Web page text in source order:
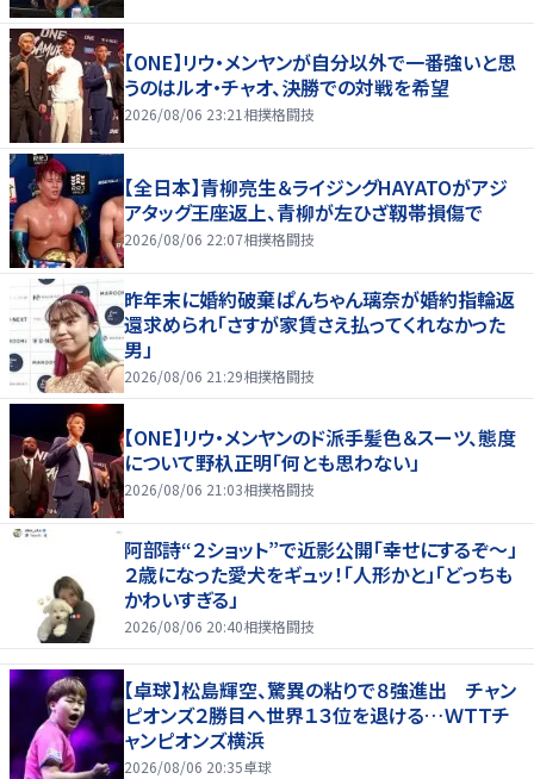
【ONE】リウ・メンヤンが自分以外で一番強いと思
うのはルオ・チャオ、決勝での対戦を希望
2026/08/06 23:21 相撲格闘技
【全日本】青柳亮生＆ライジングHAYATOがアジ
アタッグ王座返上、青柳が左ひざ靱帯損傷で
2026/08/06 22:07相撲格闘技
昨年末に婚約破棄ぱんちゃん璃奈が婚約指輪返
還求められ「さすが家賃さえ払ってくれなかった
男」
2026/08/06 21:29相撲格闘技
【ONE】リウ・メンヤンのド派手髪色＆スーツ、態度
について野杁正明「何とも思わない」
2026/08/06 21:03相撲格闘技
阿部詩“２ショット”で近影公開「幸せにするぞ〜」
２歳になった愛犬をギュッ！「人形かと」「どっちも
かわいすぎる」
2026/08/06 20:40相撲格闘技
【卓球】松島輝空、驚異の粘りで８強進出 チャン
ピオンズ２勝目へ世界１３位を退ける…ＷＴＴチ
ャンピオンズ横浜
2026/08/06 20:35卓球